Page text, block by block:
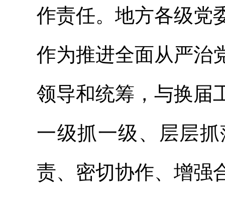
作责任。地方各级党
作为推进全面从严治
领导和统筹，与换届
一级抓一级、层层
责、密切协作、增强